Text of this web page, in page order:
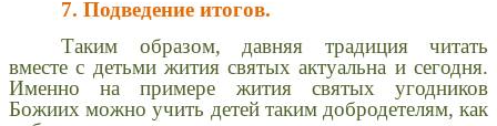
7. Подведение итогов.
Таким образом, давняя традиция читать
вместе с детьми жития святых актуальна и сегодня.
Именно на примере жития святых угодников
Божиих можно учить детей таким добродетелям, как